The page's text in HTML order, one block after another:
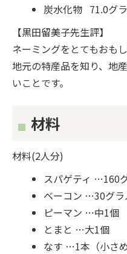
炭水化物 71.0グ
【黒田留美子先生評】
ネーミングをとてもおも
地元の特産品を知り、地
いことです。
材料
材料(2人分)
スパゲティ …160
ベーコン …30グラ
ピーマン …中1個
とまと …大1個
なす …1本（小さめ